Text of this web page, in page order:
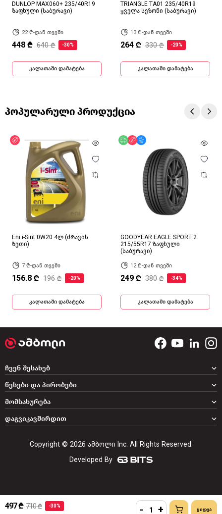
497 ₾ 710 ₾ -30% - +
DUNLOP MAX060+ 235/40R19
ზაფხული (საბურავი)
22 ₾-დან თვეში
448 ₾ 640 ₾ -30%
კალათაში დამატება
TRIANGLE TA01 235/40R19
ყველა სეზონი (საბურავი)
13 ₾-დან თვეში
264 ₾ 330 ₾ -20%
კალათაში დამატება
პოპულარული პროდუქცია
ფასდაკლება
Eni i-Sint 0W20 4ლ (ძრავის
ზეთი)
7 ₾-დან თვეში
156.8 ₾ 196 ₾ -20%
კალათაში დამატება
უფასო მიწოდება
ფასდაკლება
GOODYEAR EAGLE SPORT 2
215/55R17 ზაფხული
(საბურავი)
12 ₾-დან თვეში
249 ₾ 380 ₾ -34%
კალათაში დამატება
დაგვიკავშირდით
ჩვენ შესახებ
წესები და პირობები
მომსახურება
Copyright © 2026 ამბოლი Inc. All Rights Reserved.
Developed By